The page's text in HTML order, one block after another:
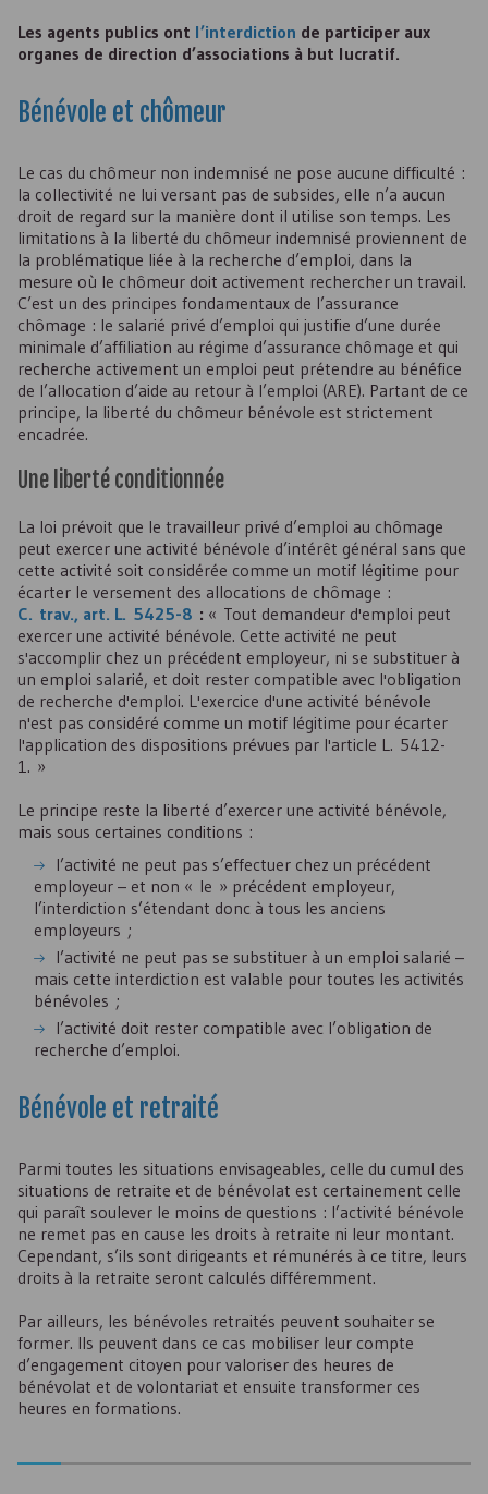
Les agents publics ont l’interdiction de participer aux
organes de direction d’associations à but lucratif.
Bénévole et chômeur
Le cas du chômeur non indemnisé ne pose aucune difficulté :
la collectivité ne lui versant pas de subsides, elle n’a aucun
droit de regard sur la manière dont il utilise son temps. Les
limitations à la liberté du chômeur indemnisé proviennent de
la problématique liée à la recherche d’emploi, dans la
mesure où le chômeur doit activement rechercher un travail.
C’est un des principes fondamentaux de l’assurance
chômage : le salarié privé d’emploi qui justifie d’une durée
minimale d’affiliation au régime d’assurance chômage et qui
recherche activement un emploi peut prétendre au bénéfice
de l’allocation d’aide au retour à l’emploi (ARE). Partant de ce
principe, la liberté du chômeur bénévole est strictement
encadrée.
Une liberté conditionnée
La loi prévoit que le travailleur privé d’emploi au chômage
peut exercer une activité bénévole d’intérêt général sans que
cette activité soit considérée comme un motif légitime pour
écarter le versement des allocations de chômage :
C. trav., art. L. 5425-8 : « Tout demandeur d'emploi peut
exercer une activité bénévole. Cette activité ne peut
s'accomplir chez un précédent employeur, ni se substituer à
un emploi salarié, et doit rester compatible avec l'obligation
de recherche d'emploi. L'exercice d'une activité bénévole
n'est pas considéré comme un motif légitime pour écarter
l'application des dispositions prévues par l'article L. 5412-
1. »
Le principe reste la liberté d’exercer une activité bénévole,
mais sous certaines conditions :
l’activité ne peut pas s’effectuer chez un précédent
employeur – et non « le » précédent employeur,
l’interdiction s’étendant donc à tous les anciens
employeurs ;
l’activité ne peut pas se substituer à un emploi salarié –
mais cette interdiction est valable pour toutes les activités
bénévoles ;
l’activité doit rester compatible avec l’obligation de
recherche d’emploi.
Bénévole et retraité
Parmi toutes les situations envisageables, celle du cumul des
situations de retraite et de bénévolat est certainement celle
qui paraît soulever le moins de questions : l’activité bénévole
ne remet pas en cause les droits à retraite ni leur montant.
Cependant, s’ils sont dirigeants et rémunérés à ce titre, leurs
droits à la retraite seront calculés différemment.
Par ailleurs, les bénévoles retraités peuvent souhaiter se
former. Ils peuvent dans ce cas mobiliser leur compte
d’engagement citoyen pour valoriser des heures de
bénévolat et de volontariat et ensuite transformer ces
heures en formations.